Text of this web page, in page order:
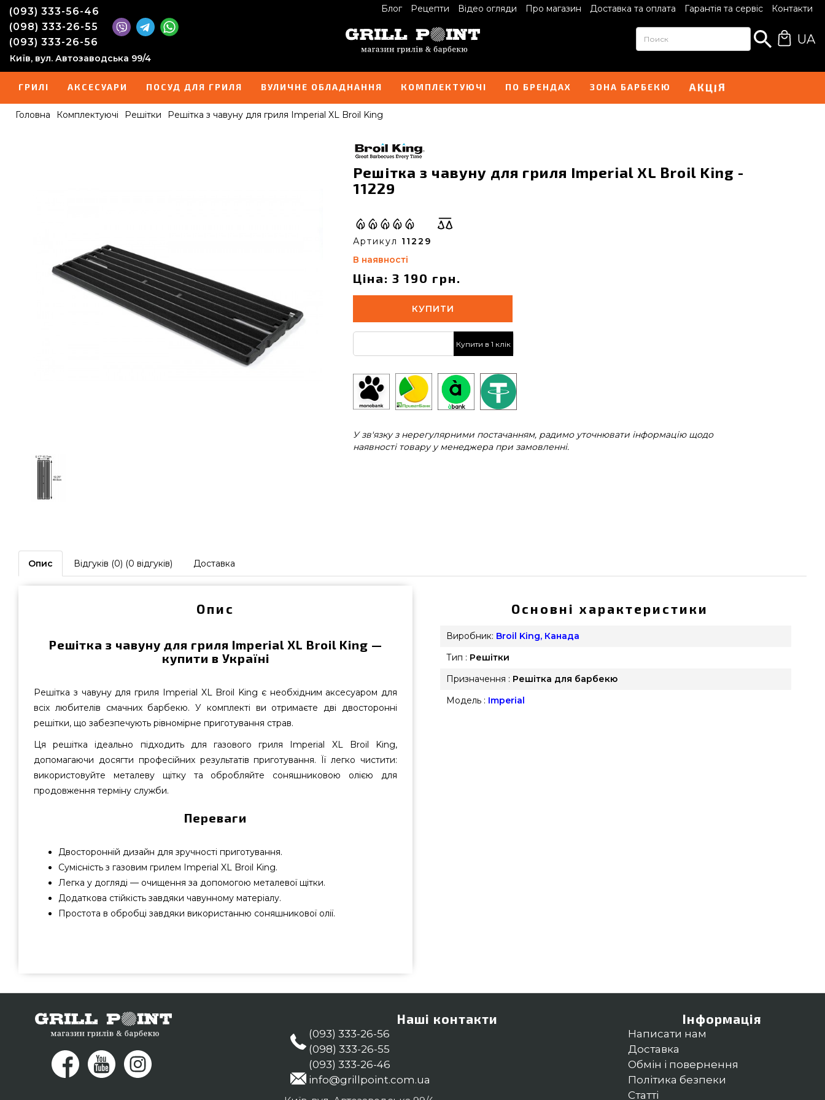
Блог Рецепти Відео огляди Про магазин Доставка та оплата Гарантія та сервіс Контакти
(093) 333-56-46
(098) 333-26-55
(093) 333-26-56
Київ, вул. Автозаводська 99/4
UA
ГРИЛІ АКСЕСУАРИ ПОСУД ДЛЯ ГРИЛЯ ВУЛИЧНЕ ОБЛАДНАННЯ КОМПЛЕКТУЮЧІ ПО БРЕНДАХ ЗОНА БАРБЕКЮ АКЦІЯ
Головна Комплектуючі Решітки Решітка з чавуну для гриля Imperial XL Broil King
Решітка з чавуну для гриля Imperial XL Broil King -
11229
Артикул 11229
В наявності
Ціна: 3 190 грн.
КУПИТИ
Купити в 1 клік
У зв'язку з нерегулярними постачанням, радимо уточнювати інформацію щодо
наявності товару у менеджера при замовленні.
Опис Відгуків (0) (0 відгуків) Доставка
Опис
Решітка з чавуну для гриля Imperial XL Broil King —
купити в Україні
Решітка з чавуну для гриля Imperial XL Broil King є необхідним аксесуаром для
всіх любителів смачних барбекю. У комплекті ви отримаєте дві двосторонні
решітки, що забезпечують рівномірне приготування страв.
Ця решітка ідеально підходить для газового гриля Imperial XL Broil King,
допомагаючи досягти професійних результатів приготування. Її легко чистити:
використовуйте металеву щітку та обробляйте соняшниковою олією для
продовження терміну служби.
Переваги
Двосторонній дизайн для зручності приготування.
Сумісність з газовим грилем Imperial XL Broil King.
Легка у догляді — очищення за допомогою металевої щітки.
Додаткова стійкість завдяки чавунному матеріалу.
Простота в обробці завдяки використанню соняшникової олії.
брендових грилів grillpoint.com.ua Кращі пропозиції на Решітки в каталозі інтернет
магазину GrillPoint. Зателефонуйте нашим фахівцям за телефонним номером 0(800)
Дніпродзержинськ, Київ
Основні характеристики
Виробник: Broil King, Канада
Тип : Решітки
Призначення : Решітка для барбекю
Модель : Imperial
Наші контакти
(093) 333-26-56
(098) 333-26-55
(093) 333-26-46
info@grillpoint.com.ua
Інформація
Написати нам
Доставка
Обмін і повернення
Політика безпеки
Статті